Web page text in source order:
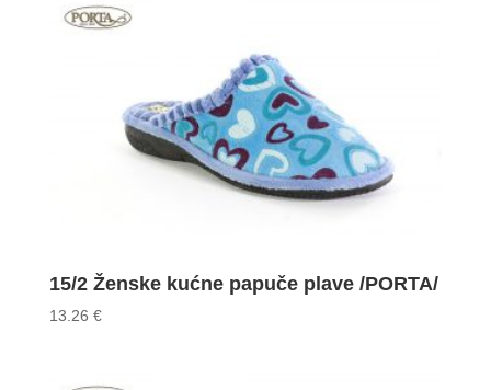
15/2 Ženske kućne papuče plave /PORTA/
13.26 €